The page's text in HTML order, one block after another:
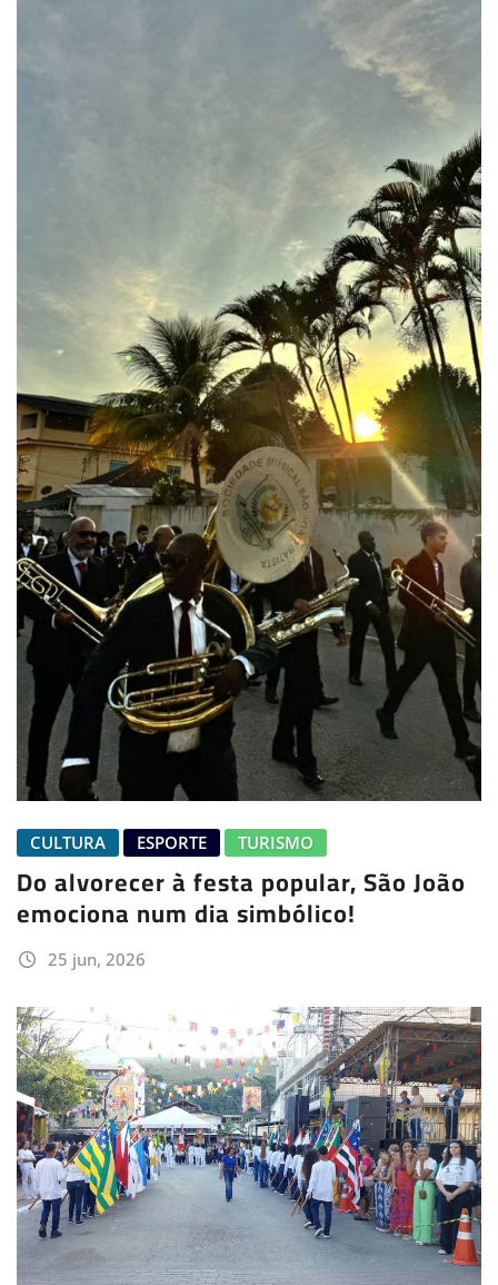
CULTURA ESPORTE TURISMO
Do alvorecer à festa popular, São João
emociona num dia simbólico!
25 jun, 2026